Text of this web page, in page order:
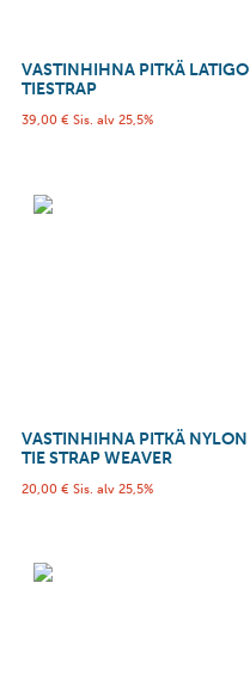
VASTINHIHNA PITKÄ LATIGO
TIESTRAP
39,00 € Sis. alv 25,5%
VASTINHIHNA PITKÄ NYLON
TIE STRAP WEAVER
20,00 € Sis. alv 25,5%